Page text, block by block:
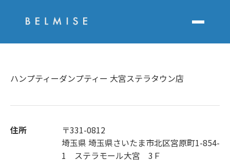
ハンプティーダンプティー 大宮ステラタウン店
住所
〒331-0812
埼玉県 埼玉県さいたま市北区宮原町1-854-
1 ステラモール大宮 3Ｆ